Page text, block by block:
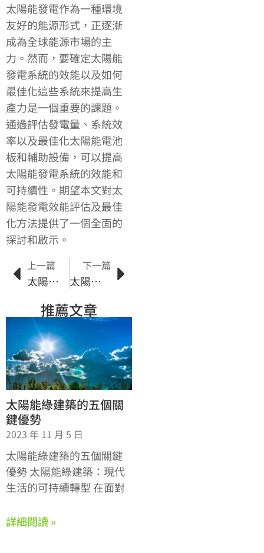
太陽能發電作為一種環境
友好的能源形式，正逐漸
成為全球能源市場的主
力。然而，要確定太陽能
發電系統的效能以及如何
最佳化這些系統來提高生
產力是一個重要的課題。
通過評估發電量、系統效
率以及最佳化太陽能電池
板和輔助設備，可以提高
太陽能發電系統的效能和
可持續性。期望本文對太
陽能發電效能評估及最佳
化方法提供了一個全面的
探討和啟示。
上一篇
太陽能熱能利用：為你的家居帶來能源效益
下一篇
太陽能市場競爭：洞悉行業狀況與發展趨勢
推薦文章
太陽能綠建築的五個關
鍵優勢
2023 年 11 月 5 日
太陽能綠建築的五個關鍵
優勢 太陽能綠建築：現代
生活的可持續轉型 在面對
詳細閱讀 »